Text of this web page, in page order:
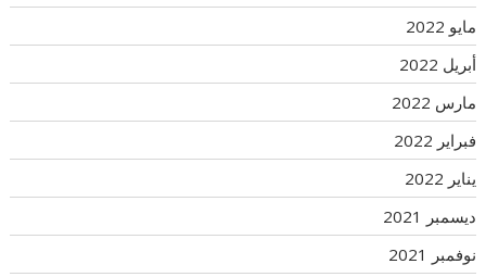
مايو 2022
أبريل 2022
مارس 2022
فبراير 2022
يناير 2022
ديسمبر 2021
نوفمبر 2021